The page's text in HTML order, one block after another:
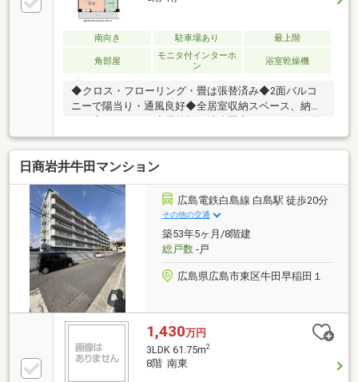
品位ホーロー加工！丈夫でお手入れもしやすい仕様と
なっています♪全居室収納付き＆ウォークインクロー
ゼット付で収納豊富♪玄関には大容量のシューズBOXを
設置！ご家族の靴もしっかり収納でき玄関回りもスッ
キリしますね♪
南向き 駐車場あり 最上階
角部屋
モニタ付インターホ
ン
浴室乾燥機
◆クロス・フローリング・畳は張替済み◆2面バルコ
ニーで陽当り・通風良好◆全居室収納スペース、納戸
利便性に富んだ立地◆近隣に公園、幼稚園、小学校が
あり、子育て環境が充実しています～周辺環境～マッ
クスバリュ牛田店 徒歩5分ショージ牛田店 徒歩6分
ウォンツ牛田店 徒歩5分セブンイレブン広島牛田東
店 徒歩7分広島市立牛田小学校 徒歩9分あやめ幼稚
園 徒歩3分広島牛田早稲田郵便局 徒歩2分ご内覧や
資料請求などお気軽にお問い合わせください。
日商岩井牛田マンション
広島電鉄白島線 白島駅 徒歩20分
その他の交通
築53年5ヶ月/8階建
総戸数-戸
広島県広島市東区牛田早稲田１
1,430万円
3LDK 61.75m2
8階 南東